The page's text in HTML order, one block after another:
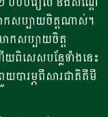
០០០រៀល និងសណ្តែ
កសប្បាយចិត្តណាស់។
កសប្បាយចិត្ត
យពិសេសបន្លែទាំងនេះ
បារម្ភពីសារជាតិគីមី